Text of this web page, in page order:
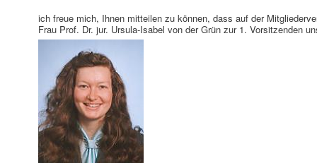
ich freue mich, Ihnen mitteilen zu können, dass auf der
Frau Prof. Dr. jur. Ursula-Isabel von der Grün zur 1. Vorsitzenden